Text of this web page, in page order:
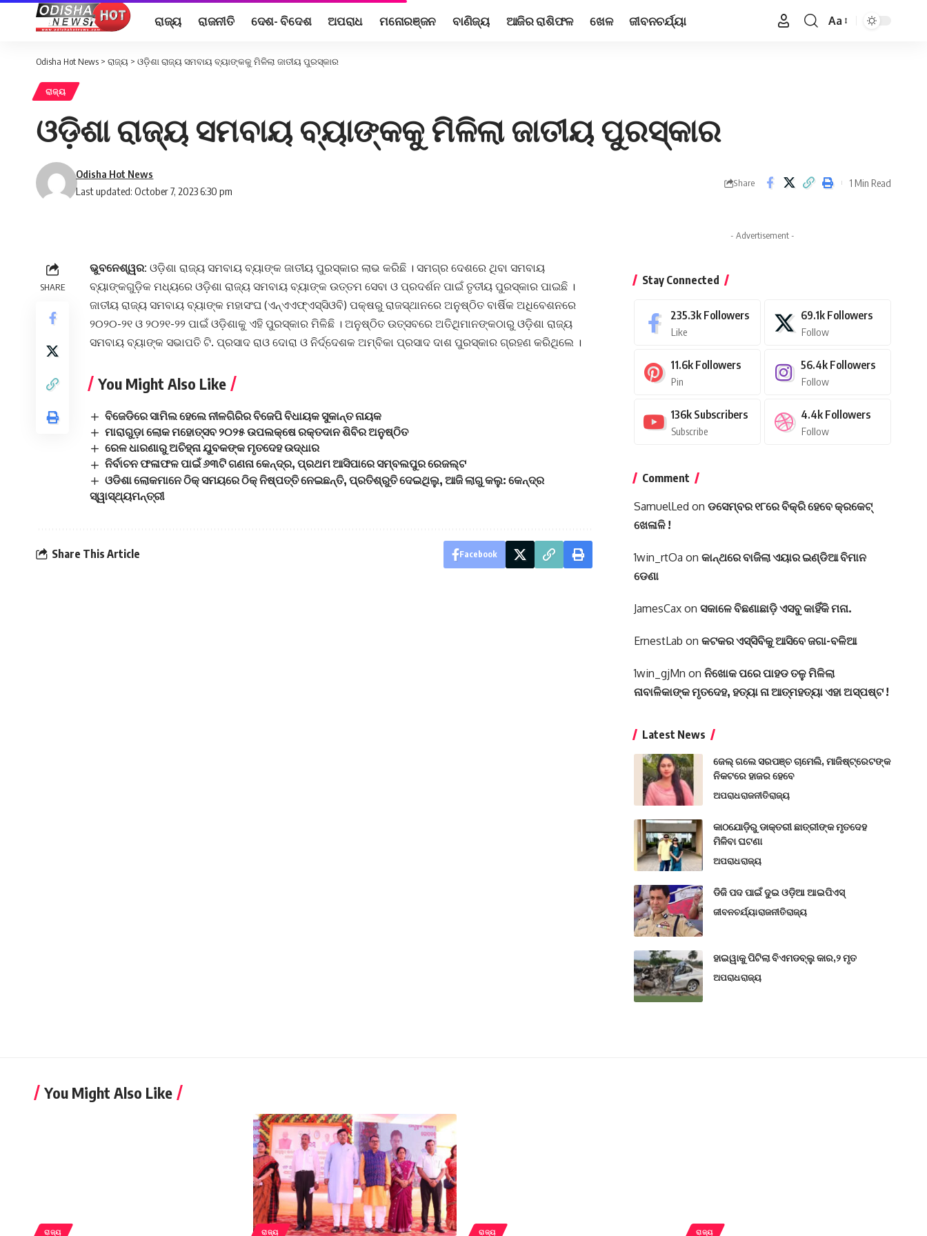
ରାଜ୍ୟ ରାଜନୀତି ଦେଶ- ବିଦେଶ ଅପରାଧ ମନୋରଞ୍ଜନ ବାଣିଜ୍ୟ ଆଜିର ରାଶିଫଳ ଖେଳ ଜୀବନଚର୍ଯ୍ୟା
Font
Aa
Odisha Hot News > ରାଜ୍ୟ > ଓଡ଼ିଶା ରାଜ୍ୟ ସମବାୟ ବ୍ୟାଙ୍କକୁ ମିଳିଲା ଜାତୀୟ ପୁରସ୍କାର
ରାଜ୍ୟ
ଓଡ଼ିଶା ରାଜ୍ୟ ସମବାୟ ବ୍ୟାଙ୍କକୁ ମିଳିଲା ଜାତୀୟ ପୁରସ୍କାର
Last updated: October 7, 2023 6:30 pm
Odisha Hot News
Share 1 Min Read
SHARE
ଭୁବନେଶ୍ୱର: ଓଡ଼ିଶା ରାଜ୍ୟ ସମବାୟ ବ୍ୟାଙ୍କ ଜାତୀୟ ପୁରସ୍କାର ଲାଭ କରିଛି । ସମଗ୍ର ଦେଶରେ ଥିବା ସମବାୟ
ବ୍ୟାଙ୍କଗୁଡ଼ିକ ମଧ୍ୟରେ ଓଡ଼ିଶା ରାଜ୍ୟ ସମବାୟ ବ୍ୟାଙ୍କ ଉତ୍ତମ ସେବା ଓ ପ୍ରଦର୍ଶନ ପାଇଁ ତୃତୀୟ ପୁରସ୍କାର ପାଇଛି ।
ଜାତୀୟ ରାଜ୍ୟ ସମବାୟ ବ୍ୟାଙ୍କ ମହାସଂଘ (ଏନ୍‌ଏଏଫ୍‌ଏସ୍‌ସିଓବି) ପକ୍ଷରୁ ରାଜସ୍ଥାନରେ ଅନୁଷ୍ଠିତ ବାର୍ଷିକ ଅଧିବେଶନରେ
୨୦୨୦-୨୧ ଓ ୨୦୨୧-୨୨ ପାଇଁ ଓଡ଼ିଶାକୁ ଏହି ପୁରସ୍କାର ମିଳିଛି । ଅନୁଷ୍ଠିତ ଉତ୍ସବରେ ଅତିଥିମାନଙ୍କଠାରୁ ଓଡ଼ିଶା ରାଜ୍ୟ
ସମବାୟ ବ୍ୟାଙ୍କ ସଭାପତି ଟି. ପ୍ରସାଦ ରାଓ ଦୋରା ଓ ନିର୍ଦ୍ଦେଶକ ଅମ୍ବିକା ପ୍ରସାଦ ଦାଶ ପୁରସ୍କାର ଗ୍ରହଣ କରିଥିଲେ ।
You Might Also Like
ବିଜେଡିରେ ସାମିଲ ହେଲେ ନୀଳଗିରିର ବିଜେପି ବିଧାୟକ ସୁକାନ୍ତ ନାୟକ
ମାରାଗୁଡ଼ା ଲୋକ ମହୋତ୍ସବ ୨୦୨୫ ଉପଲକ୍ଷେ ରକ୍ତଦାନ ଶିବିର ଅନୁଷ୍ଠିତ
ରେଳ ଧାରଣାରୁ ଅଚିହ୍ନା ଯୁବକଙ୍କ ମୃତଦେହ ଉଦ୍ଧାର
ନିର୍ବାଚନ ଫଳାଫଳ ପାଇଁ ୬୩ଟି ଗଣନା କେନ୍ଦ୍ର, ପ୍ରଥମ ଆସିପାରେ ସମ୍ବଲପୁର ରେଜଲ୍ଟ
ଓଡିଶା ଲୋକମାନେ ଠିକ୍ ସମୟରେ ଠିକ୍ ନିଷ୍ପତ୍ତି ନେଇଛନ୍ତି, ପ୍ରତିଶ୍ରୁତି ଦେଇଥିଲୁ, ଆଜି ଲାଗୁ କଲୁ: କେନ୍ଦ୍ର
ସ୍ୱାସ୍ଥ୍ୟମନ୍ତ୍ରୀ
Share This Article Facebook
- Advertisement -
Stay Connected
235.3k Followers
Like
69.1k Followers
Follow
11.6k Followers
Pin
56.4k Followers
Follow
136k Subscribers
Subscribe
4.4k Followers
Follow
Comment
SamuelLed on ଡସେମ୍ବର ୧୮ରେ ବିକ୍ରି ହେବେ କ୍ରକେଟ୍
ଖେଳାଳି !
1win_rtOa on କାନ୍ଥରେ ବାଜିଲା ଏୟାର ଇଣ୍ଡିଆ ବିମାନ
ଡେଣା
JamesCaxon ସକାଳେ ବିଛଣାଛାଡ଼ି ଏସବୁ କାହିଁକି ମନା.
ErnestLab on କଟକର ଏସ୍‌ସିବିକୁ ଆସିବେ ଜଗା-ବଳିଆ
1win_gjMn on ନିଖୋକ ପରେ ପାହଡ ତଳୁ ମିଳିଲା
ନାବାଳିକାଙ୍କ ମୃତଦେହ, ହତ୍ୟା ନା ଆତ୍ମହତ୍ୟା ଏହା ଅସ୍ପଷ୍ଟ !
Latest News
ଜେଲ୍ ଗଲେ ସରପଞ୍ଚ ଚାମେଲି, ମାଜିଷ୍ଟ୍ରେଟଙ୍କ
ନିକଟରେ ହାଜର ହେବେ
ଅପରାଧରାଜନୀତିରାଜ୍ୟ
କାଠଯୋଡ଼ିରୁ ଡାକ୍ତରୀ ଛାତ୍ରୀଙ୍କ ମୃତଦେହ
ମିଳିବା ଘଟଣା
ଅପରାଧରାଜ୍ୟ
ଡିଜି ପଦ ପାଇଁ ଦୁଇ ଓଡ଼ିଆ ଆଇପିଏସ୍
ଜୀବନଚର୍ଯ୍ୟାରାଜନୀତିରାଜ୍ୟ
ହାଇୱାକୁ ପିଟିଲା ବିଏମଡବ୍ଲୁ କାର,୨ ମୃତ
ଅପରାଧରାଜ୍ୟ
You Might Also Like
ରାଜ୍ୟ ରାଜ୍ୟ ରାଜ୍ୟ ରାଜ୍ୟ